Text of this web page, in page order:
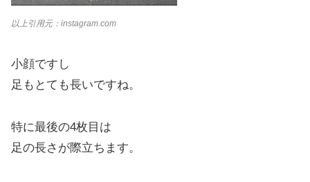
以上引用元：instagram.com
小顔ですし
足もとても長いですね。
特に最後の4枚目は
足の長さが際立ちます。